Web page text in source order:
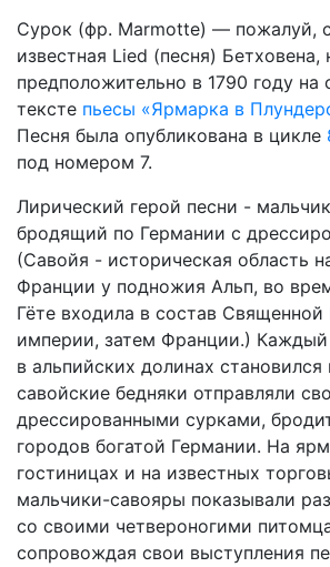
Сурок (фр. Marmotte) — пожалуй,
известная Lied (песня) Бетховена,
предположительно в 1790 году на
тексте пьесы «Ярмарка в
Песня была опубликована в цикле
под номером 7.
Лирический герой песни -
бродящий по Германии с
(Савойя - историческая область
Франции у подножия Альп, во
Гёте входила в состав
империи, затем Франции.) Каждый
в альпийских долинах
савойские бедняки отправляли
дрессированными сурками,
городов богатой Германии. На
гостиницах и на известных
мальчики-савояры показывали
со своими четвероногими
сопровождая свои выступления